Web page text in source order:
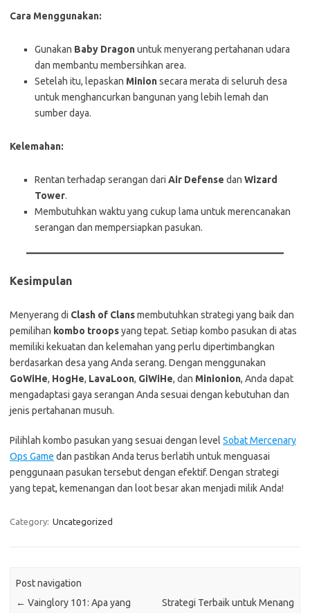
Cara Menggunakan:
Gunakan Baby Dragonuntuk menyerang pertahanan udara
dan membantu membersihkan area.
Setelah itu, lepaskan Minionsecara merata di seluruh desa
untuk menghancurkan bangunan yang lebih lemah dan
sumber daya.
Kelemahan:
Rentan terhadap serangan dari Air Defense dan Wizard
Tower.
Membutuhkan waktu yang cukup lama untuk merencanakan
serangan dan mempersiapkan pasukan.
Kesimpulan
Menyerang di Clash of Clansmembutuhkan strategi yang baik dan
pemilihan kombo troopsyang tepat. Setiap kombo pasukan di atas
memiliki kekuatan dan kelemahan yang perlu dipertimbangkan
berdasarkan desa yang Anda serang. Dengan menggunakan
GoWiHe, HogHe, LavaLoon, GiWiHe, dan Minionion, Anda dapat
mengadaptasi gaya serangan Anda sesuai dengan kebutuhan dan
jenis pertahanan musuh.
Pilihlah kombo pasukan yang sesuai dengan level Sobat Mercenary
Ops Game dan pastikan Anda terus berlatih untuk menguasai
penggunaan pasukan tersebut dengan efektif. Dengan strategi
yang tepat, kemenangan dan loot besar akan menjadi milik Anda!
Category: Uncategorized
Post navigation
← Vainglory 101: Apa yang
Strategi Terbaik untuk Menang